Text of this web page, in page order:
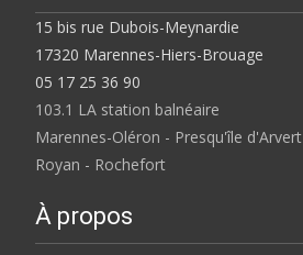
15 bis rue Dubois-Meynardie
17320 Marennes-Hiers-Brouage
05 17 25 36 90
103.1 LA station balnéaire
Marennes-Oléron - Presqu'île d'Arvert
Royan - Rochefort
À propos